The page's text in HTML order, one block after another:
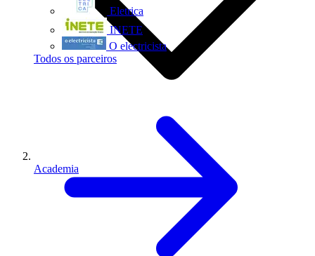
Eletrica
INETE
O electricista
Todos os parceiros
Academia